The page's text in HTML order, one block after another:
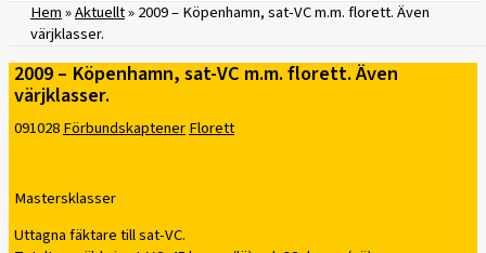
Hem»Aktuellt»2009 – Köpenhamn, sat-VC m.m. florett. Även
värjklasser.
2009 – Köpenhamn, sat-VC m.m. florett. Även
värjklasser.
091028FörbundskaptenerFlorett
Mastersklasser
Uttagna fäktare till sat-VC.